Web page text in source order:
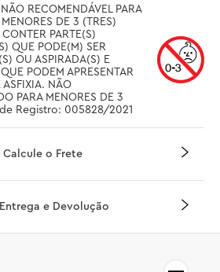
RECOMENDÁVEL PARA
DE 3 (TRES)
PARTE(S)
QUE PODE(M) SER
OU ASPIRADA(S) E
PODEM APRESENTAR
ASFIXIA. NÃO
PARA MENORES DE 3
Registro: 005828/2021
Calcule o Frete
Entrega e Devolução